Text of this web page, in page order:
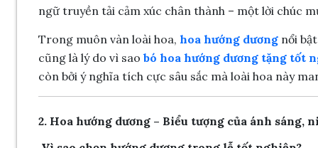
ngữ truyền tải cảm xúc chân thành – một lời chúc
Trong muôn vàn loài hoa, hoa hướng dươngnổi bật
cũng là lý do vì sao bó hoa hướng dương tặng tốt
còn bởi ý nghĩa tích cực sâu sắc mà loài hoa này
2. Hoa hướng dương – Biểu tượng của ánh sáng,